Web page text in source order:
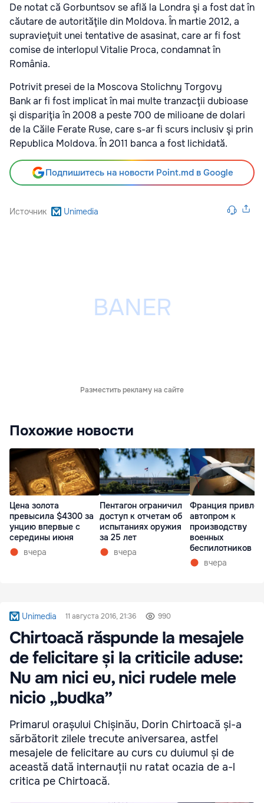
De notat că Gorbuntsov se află la Londra şi a fost dat în
căutare de autorităţile din Moldova. În martie 2012, a
supravieţuit unei tentative de asasinat, care ar fi fost
comise de interlopul Vitalie Proca, condamnat în
România.
Potrivit presei de la Moscova Stolichny Torgovy
Bank ar fi fost implicat în mai multe tranzacţii dubioase
şi dispariţia în 2008 a peste 700 de milioane de dolari
de la Căile Ferate Ruse, care s-ar fi scurs inclusiv şi prin
Republica Moldova. În 2011 banca a fost lichidată.
Подпишитесь на новости Point.md в Google
Источник Unimedia
Разместить рекламу на сайте
Похожие новости
Цена золота
превысила $4300 за
унцию впервые с
середины июня
вчера
Пентагон ограничил
доступ к отчетам об
испытаниях оружия
за 25 лет
вчера
Франция
автопром к
производству
военных
беспилотников
вчера
Unimedia 11 августа 2016, 21:36 990
Chirtoacă răspunde la mesajele
de felicitare și la criticile aduse:
Nu am nici eu, nici rudele mele
nicio „budka”
Primarul orașului Chișinău, Dorin Chirtoacă și-a
sărbătorit zilele trecute aniversarea, astfel
mesajele de felicitare au curs cu duiumul și de
această dată internauții nu ratat ocazia de a-l
critica pe Chirtoacă.